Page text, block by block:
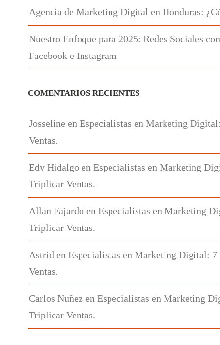
Agencia de Marketing Digital en Honduras:
Nuestro Enfoque para 2025: Redes Sociales
Facebook e Instagram
COMENTARIOS RECIENTES
Josseline enEspecialistas en Marketing
Ventas.
Edy Hidalgo enEspecialistas en Marketing
Triplicar Ventas.
Allan Fajardo enEspecialistas en Marketing
Triplicar Ventas.
Astrid enEspecialistas en Marketing Digital:
Ventas.
Carlos Nuñez enEspecialistas en Marketing
Triplicar Ventas.